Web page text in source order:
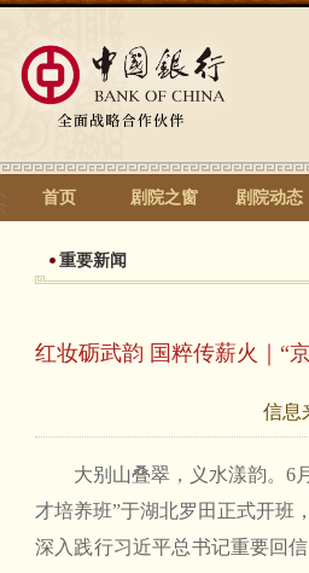
首页 剧院之窗 剧院动态
重要新闻
红妆砺武韵 国粹传薪火｜“
信息
大别山叠翠，义水漾韵。6
才培养班”于湖北罗田正式开班
深入践行习近平总书记重要回